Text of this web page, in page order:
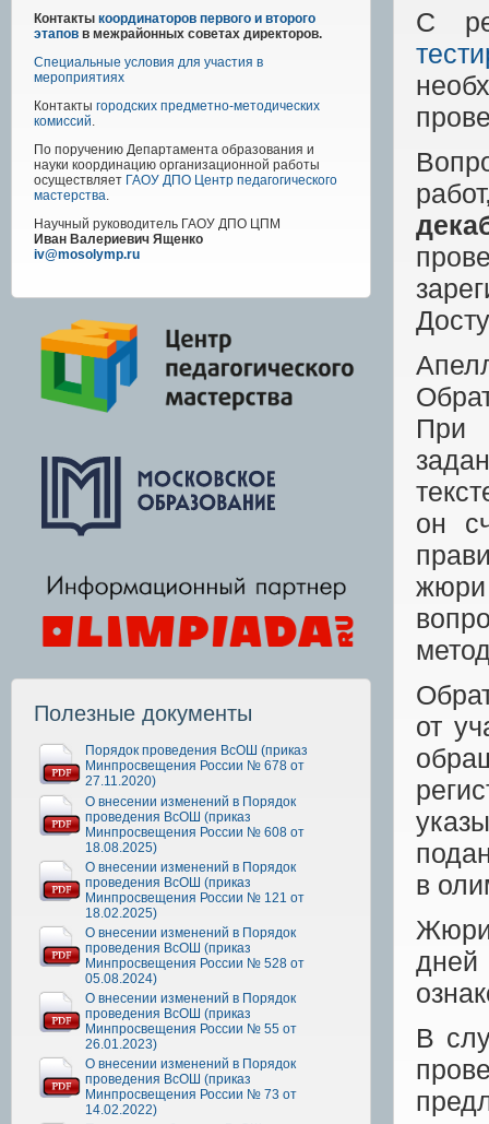
Контакты координаторов первого и второго
этапов в межрайонных советах директоров.
Специальные условия для участия в
мероприятиях
Контакты городских предметно-методических
комиссий.
По поручению Департамента образования и
науки координацию организационной работы
осуществляет ГАОУ ДПО Центр педагогического
мастерства.
Научный руководитель ГАОУ ДПО ЦПМ
Иван Валериевич Ященко
iv@mosolymp.ru
Полезные документы
Порядок проведения ВсОШ (приказ
Минпросвещения России № 678 от
27.11.2020)
О внесении изменений в Порядок
проведения ВсОШ (приказ
Минпросвещения России № 608 от
18.08.2025)
О внесении изменений в Порядок
проведения ВсОШ (приказ
Минпросвещения России № 121 от
18.02.2025)
О внесении изменений в Порядок
проведения ВсОШ (приказ
Минпросвещения России № 528 от
05.08.2024)
О внесении изменений в Порядок
проведения ВсОШ (приказ
Минпросвещения России № 55 от
26.01.2023)
О внесении изменений в Порядок
проведения ВсОШ (приказ
Минпросвещения России № 73 от
14.02.2022)
С
При
он
от
в
Жюри
В